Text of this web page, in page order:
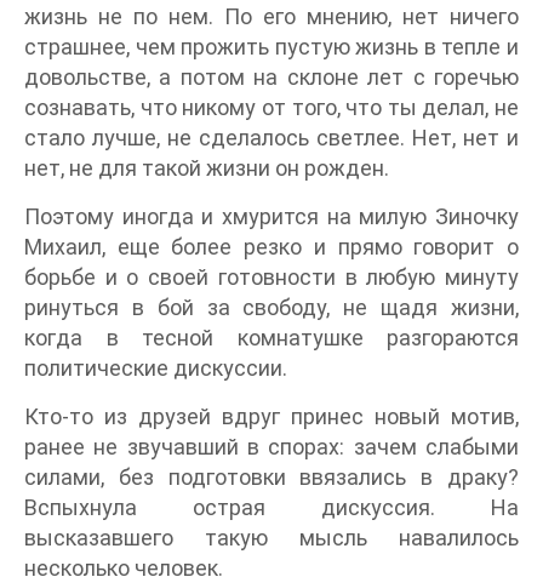
жизнь не по нем. По его мнению, нет ничего
страшнее, чем прожить пустую жизнь в тепле и
довольстве, а потом на склоне лет с горечью
сознавать, что никому от того, что ты делал, не
стало лучше, не сделалось светлее. Нет, нет и
нет, не для такой жизни он рожден.
Поэтому иногда и хмурится на милую Зиночку
Михаил, еще более резко и прямо говорит о
борьбе и о своей готовности в любую минуту
ринуться в бой за свободу, не щадя жизни,
когда в тесной комнатушке разгораются
политические дискуссии.
Кто-то из друзей вдруг принес новый мотив,
ранее не звучавший в спорах: зачем слабыми
силами, без подготовки ввязались в драку?
Вспыхнула острая дискуссия. На
высказавшего такую мысль навалилось
несколько человек.